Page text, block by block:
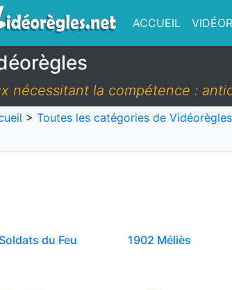
ACCUEIL
nécessitant la compétence :
> Toutes les catégories de Vidéorègles
du Feu 1902 Méliès